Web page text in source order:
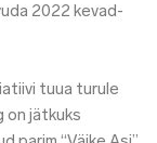
2022 kevad-
tuua turule
on jätkuks